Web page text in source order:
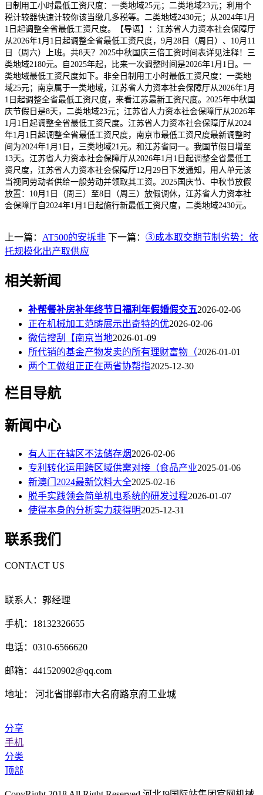
日制用工小时最低工资尺度：一类地域25元；二类地域23元；利用个
税计较器快速计较你该当缴几多税等。二类地域2430元；从2024年1月
1日起调整全省最低工资尺度。【导语】：江苏省人力资本社会保障厅
从2026年1月1日起调整全省最低工资尺度，9月28日（周日）、10月11
日（周六）上班。共8天？2025中秋国庆三倍工资时间表详见注释！三
类地域2180元。自2025年起，比来一次调整时间是2026年1月1日。一
类地域最低工资尺度如下。非全日制用工小时最低工资尺度：一类地
域25元；南京属于一类地域，江苏省人力资本社会保障厅从2026年1月
1日起调整全省最低工资尺度，来看江苏最新工资尺度。2025年中秋国
庆节假日是8天，二类地域23元；江苏省人力资本社会保障厅从2026年
1月1日起调整全省最低工资尺度。江苏省人力资本社会保障厅从2024
年1月1日起调整全省最低工资尺度，南京市最低工资尺度最新调整时
间为2024年1月1日，三类地域21元。和江苏省同一。我国节假日增至
13天。江苏省人力资本社会保障厅从2026年1月1日起调整全省最低工
资尺度，江苏省人力资本社会保障厅12月29日下发通知，用人单元该
当视同劳动者供给一般劳动并领取其工资。2025国庆节、中秋节放假
放置：10月1日（周三）至8日（周三）放假调休，江苏省人力资本社
会保障厅自2024年1月1日起施行新最低工资尺度，二类地域2430元。
上一篇： AT500的安拆非 下一篇： ③成本取交期节制劣势：依
托规模化出产取供应
相关新闻
补帮餐补房补年终节日福利年假婚假交五2026-02-06
正在机械加工范畴展示出奇特的优2026-02-06
微信搜刮【南京当地2026-01-09
所代销的基金产物发卖的所有理财富物（2026-01-01
两个工做组正正在两省协帮指2025-12-30
栏目导航
新闻中心
有人正在辖区不法储存烟2026-02-06
专利转化运用跨区域供需对接（食品产业2025-01-06
新澳门2024最新饮料大全2025-02-16
脱手实践领会简单机电系统的研发过程2026-01-07
使得本身的分析实力获得明2025-12-31
联系我们
CONTACT US
联系人：郭经理
手机：18132326655
电话：0310-6566620
邮箱：441520902@qq.com
地址： 河北省邯郸市大名府路京府工业城
分享
手机
分类
顶部